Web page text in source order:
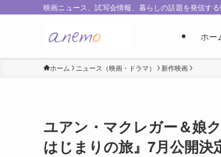
映画ニュース、試写会情報、暮らしの話題を発信する
ホー
ホーム ニュース（映画・ドラマ） 新作映画
ユアン・マクレガー＆娘
はじまりの旅』7月公開決